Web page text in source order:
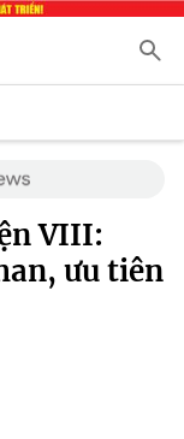
VIII:
ưu tiên